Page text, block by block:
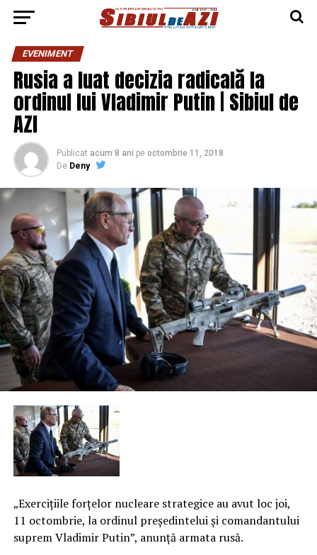
EVENIMENT
Rusia a luat decizia radicală la
ordinul lui Vladimir Putin | Sibiul de
AZI
Publicat acum 8 ani pe octombrie 11, 2018
De Deny
„Exerciţiile forţelor nucleare strategice au avut loc joi,
11 octombrie, la ordinul preşedintelui şi comandantului
suprem Vladimir Putin”, anunţă armata rusă.